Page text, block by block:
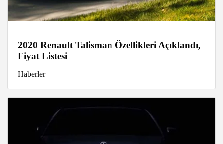
2020 Renault Talisman Özellikleri Açıklandı,
Fiyat Listesi
Haberler